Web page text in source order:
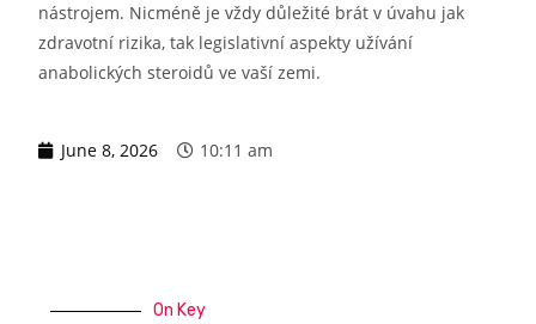
nástrojem. Nicméně je vždy důležité brát v úvahu jak
zdravotní rizika, tak legislativní aspekty užívání
anabolických steroidů ve vaší zemi.
June 8, 2026 10:11 am
On Key